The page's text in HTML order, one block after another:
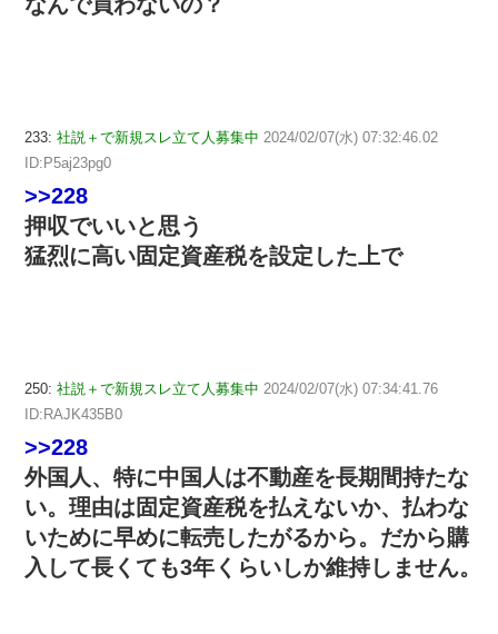
233: 社説＋で新規スレ立て人募集中 2024/02/07(水) 07:32:46.02
ID:P5aj23pg0
>>228
押収でいいと思う
猛烈に高い固定資産税を設定した上で
250: 社説＋で新規スレ立て人募集中 2024/02/07(水) 07:34:41.76
ID:RAJK435B0
>>228
外国人、特に中国人は不動産を長期間持たな
い。理由は固定資産税を払えないか、払わな
いために早めに転売したがるから。だから購
入して長くても3年くらいしか維持しません。